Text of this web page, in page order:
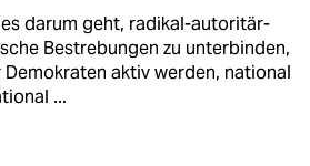
darum geht, radikal-autoritär-
Bestrebungen zu unterbinden,
Demokraten aktiv werden, national
...